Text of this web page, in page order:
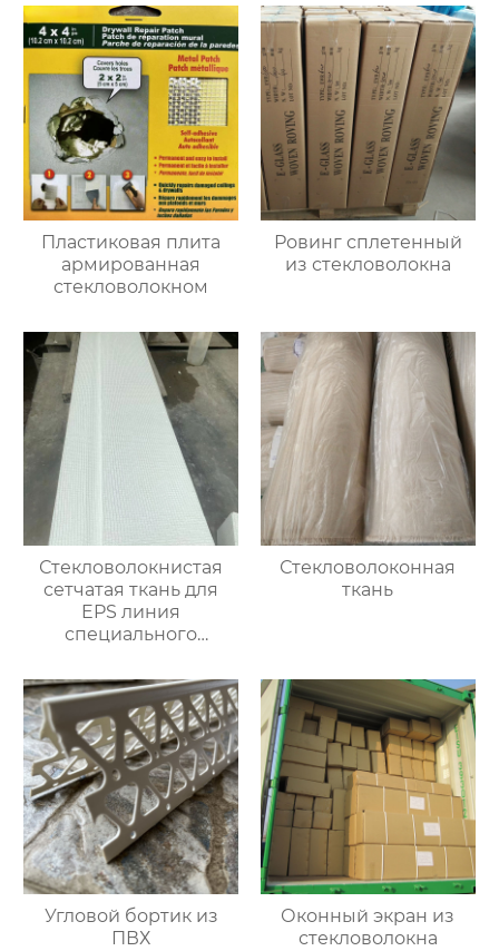
Пластиковая плита
армированная
стекловолокном
Ровинг сплетенный
из стекловолокна
Стекловолокнистая
сетчатая ткань для
EPS линия
специального
Стекловолоконная
ткань
Угловой бортик из
ПВХ
Оконный экран из
стекловолокна